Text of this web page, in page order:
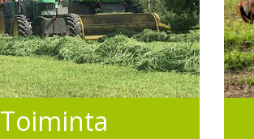
Toiminta